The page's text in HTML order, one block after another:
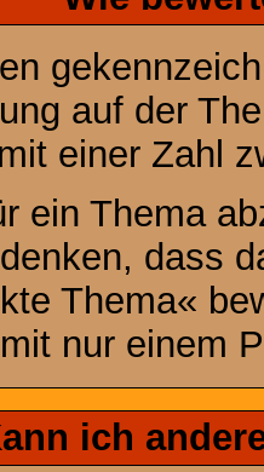
auf der
einer Zahl
ein Thema
dass
Thema«
nur einem
ich